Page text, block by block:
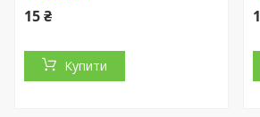
15 ₴
Купити